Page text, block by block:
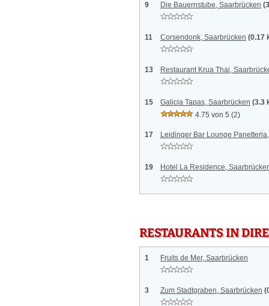
9 Die Bauernstube, Saarbrücken
11 Corsendonk, Saarbrücken (0.17
13 Restaurant Krua Thai,
15 Galicia Tapas, Saarbrücken (3.3
4.75 von 5 (2)
17 Leidinger Bar Lounge
19 Hotel La Residence,
RESTAURANTS IN
1 Fruits de Mer, Saarbrücken
3 Zum Stadtgraben, Saarbrücken